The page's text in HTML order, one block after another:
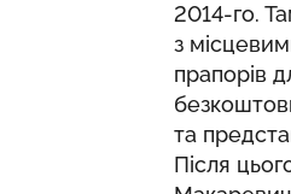
2014-го.
з
прапорів
та
Після